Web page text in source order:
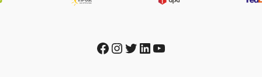
Facebook
Instagram
Twitter
LinkedIn
YouTube